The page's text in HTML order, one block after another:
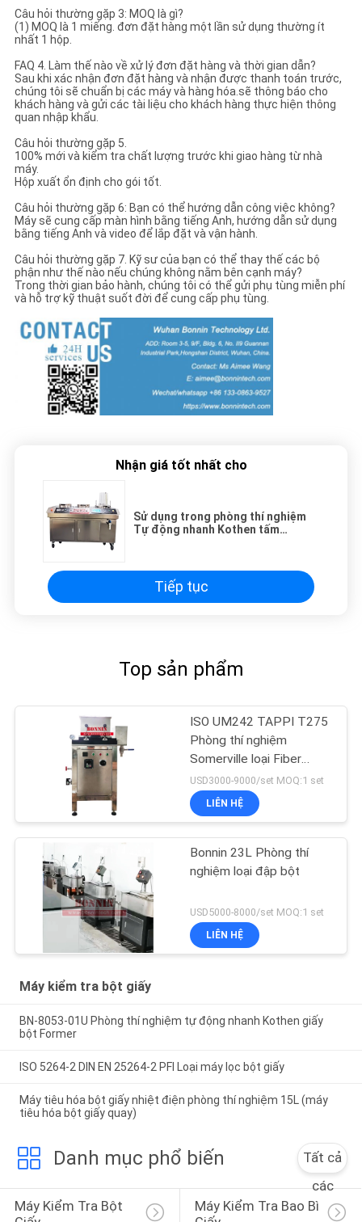
Câu hỏi thường gặp 3: MOQ là gì?
(1) MOQ là 1 miếng. đơn đặt hàng một lần sử dụng thường ít
nhất 1 hộp.
FAQ 4. Làm thế nào về xử lý đơn đặt hàng và thời gian dẫn?
Sau khi xác nhận đơn đặt hàng và nhận được thanh toán trước,
chúng tôi sẽ chuẩn bị các máy và hàng hóa.sẽ thông báo cho
khách hàng và gửi các tài liệu cho khách hàng thực hiện thông
quan nhập khẩu.
Câu hỏi thường gặp 5.
100% mới và kiểm tra chất lượng trước khi giao hàng từ nhà
máy.
Hộp xuất ổn định cho gói tốt.
Câu hỏi thường gặp 6: Bạn có thể hướng dẫn công việc không?
Máy sẽ cung cấp màn hình bằng tiếng Anh, hướng dẫn sử dụng
bằng tiếng Anh và video để lắp đặt và vận hành.
Câu hỏi thường gặp 7. Kỹ sư của bạn có thể thay thế các bộ
phận như thế nào nếu chúng không nằm bên cạnh máy?
Trong thời gian bảo hành, chúng tôi có thể gửi phụ tùng miễn phí
và hỗ trợ kỹ thuật suốt đời để cung cấp phụ tùng.
Nhận giá tốt nhất cho
Sử dụng trong phòng thí nghiệm
Tự động nhanh Kothen tấm
Tiếp tục
Top sản phẩm
ISO UM242 TAPPI T275
Phòng thí nghiệm
Somerville loại Fiber
Fractionator
USD3000-9000/set MOQ:1 set
LIÊN HỆ
Bonnin 23L Phòng thí
nghiệm loại đập bột
USD5000-8000/set MOQ:1 set
LIÊN HỆ
Máy kiểm tra bột giấy
BN-8053-01U Phòng thí nghiệm tự động nhanh Kothen giấy
bột Former
ISO 5264-2 DIN EN 25264-2 PFI Loại máy lọc bột giấy
Máy tiêu hóa bột giấy nhiệt điện phòng thí nghiệm 15L (máy
tiêu hóa bột giấy quay)
Danh mục phổ biến
Tất cả
các
Máy Kiểm Tra Bột
Máy Kiểm Tra Bao Bì